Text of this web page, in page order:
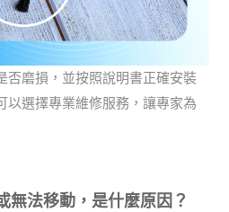
否磨損，並按照說明書正確安裝
以選擇專業維修服務，讓專家為
無法移動，是什麼原因？